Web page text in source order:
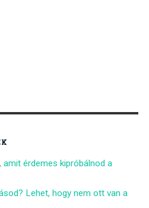
érdemes kipróbálnod a
Lehet, hogy nem ott van a